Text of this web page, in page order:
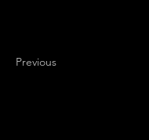
Previous